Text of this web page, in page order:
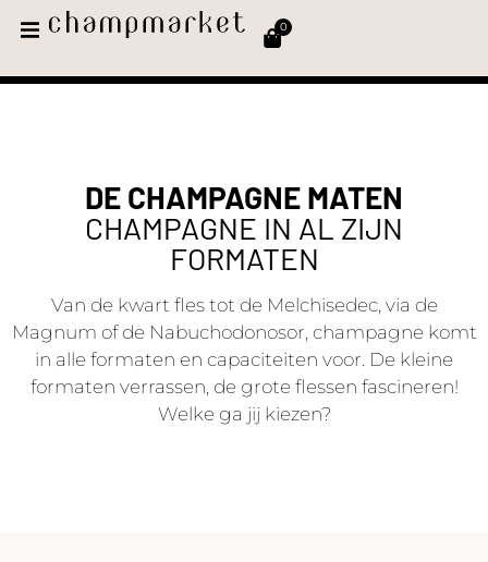
0
DE CHAMPAGNE MATEN
CHAMPAGNE IN AL ZIJN
FORMATEN
Van de kwart fles tot de Melchisedec, via de
Magnum of de Nabuchodonosor, champagne komt
in alle formaten en capaciteiten voor. De kleine
formaten verrassen, de grote flessen fascineren!
Welke ga jij kiezen?